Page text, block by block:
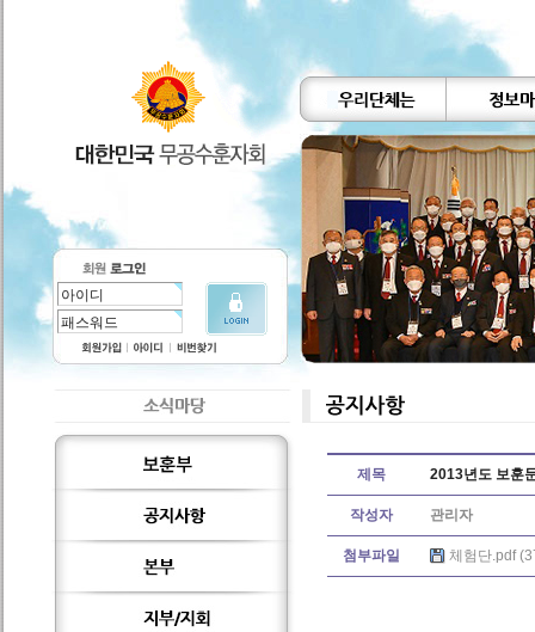
제목 2013년도 보훈
작성자 관리자
첨부파일 체험단.pdf